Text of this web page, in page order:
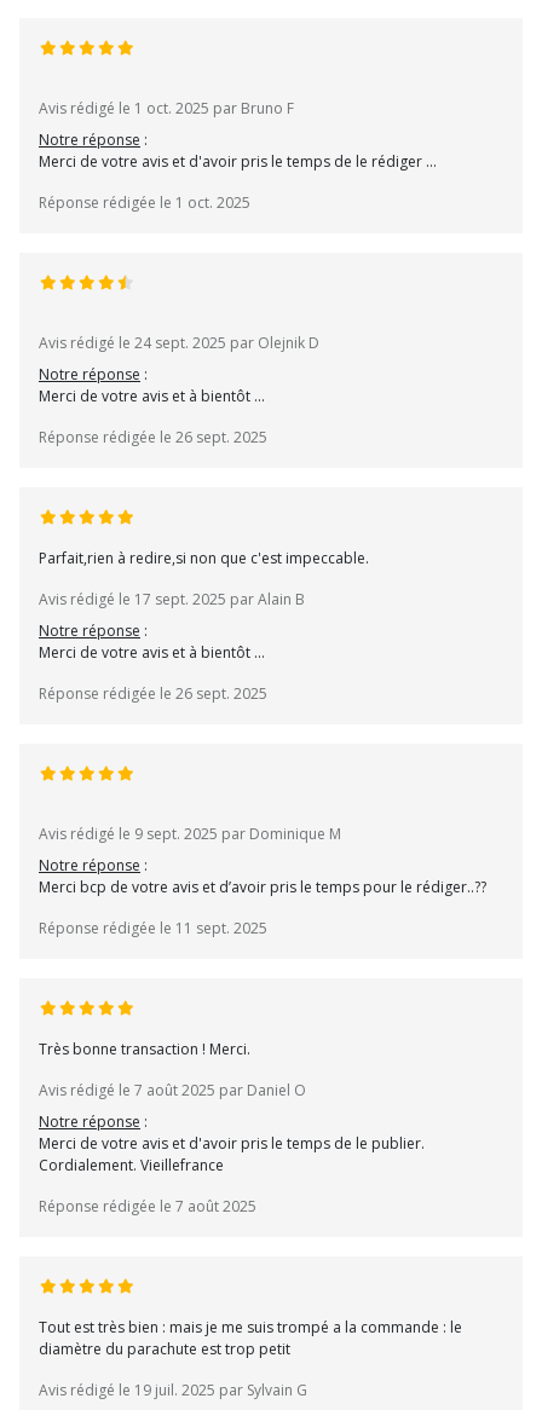
Avis rédigé le 1 oct. 2025 par Bruno F
Notre réponse :
Merci de votre avis et d'avoir pris le temps de le rédiger ...
Réponse rédigée le 1 oct. 2025
Avis rédigé le 24 sept. 2025 par Olejnik D
Notre réponse :
Merci de votre avis et à bientôt ...
Réponse rédigée le 26 sept. 2025
Parfait,rien à redire,si non que c'est impeccable.
Avis rédigé le 17 sept. 2025 par Alain B
Notre réponse :
Merci de votre avis et à bientôt ...
Réponse rédigée le 26 sept. 2025
Avis rédigé le 9 sept. 2025 par Dominique M
Notre réponse :
Merci bcp de votre avis et d’avoir pris le temps pour le rédiger..??
Réponse rédigée le 11 sept. 2025
Très bonne transaction ! Merci.
Avis rédigé le 7 août 2025 par Daniel O
Notre réponse :
Merci de votre avis et d'avoir pris le temps de le publier.
Cordialement. Vieillefrance
Réponse rédigée le 7 août 2025
Tout est très bien : mais je me suis trompé a la commande : le
diamètre du parachute est trop petit
Avis rédigé le 19 juil. 2025 par Sylvain G